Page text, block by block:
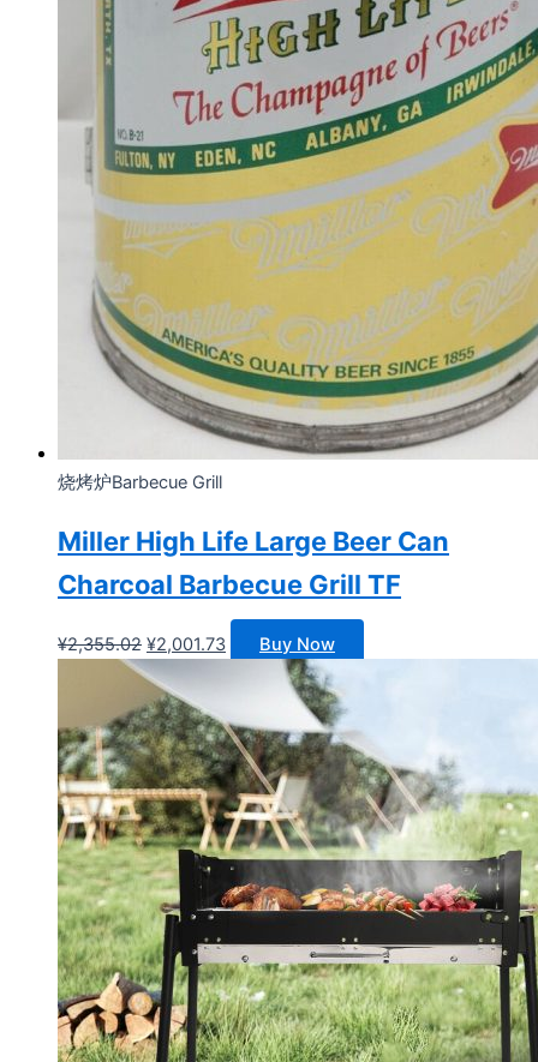
烧烤炉Barbecue Grill
Miller High Life Large Beer Can
Charcoal Barbecue Grill TF
¥2,355.02 原
价
为：
¥2,355.02。
¥2,001.73当
格
为：
¥2,001.73。
Buy Now